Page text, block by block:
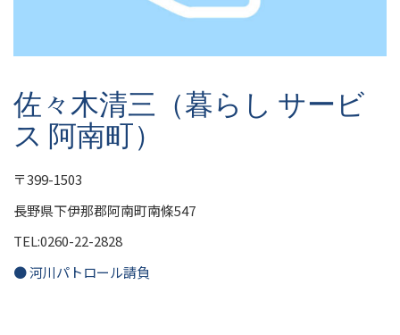
佐々木清三（暮らし サービ
ス 阿南町）
〒399-1503
長野県下伊那郡阿南町南條547
TEL:0260-22-2828
● 河川パトロール請負